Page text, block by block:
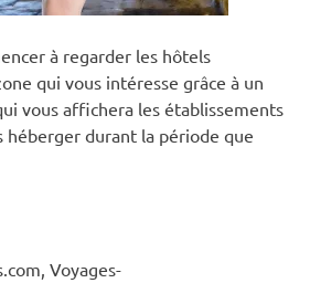
à regarder les hôtels
qui vous intéresse grâce à un
vous affichera les établissements
héberger durant la période que
Voyages-